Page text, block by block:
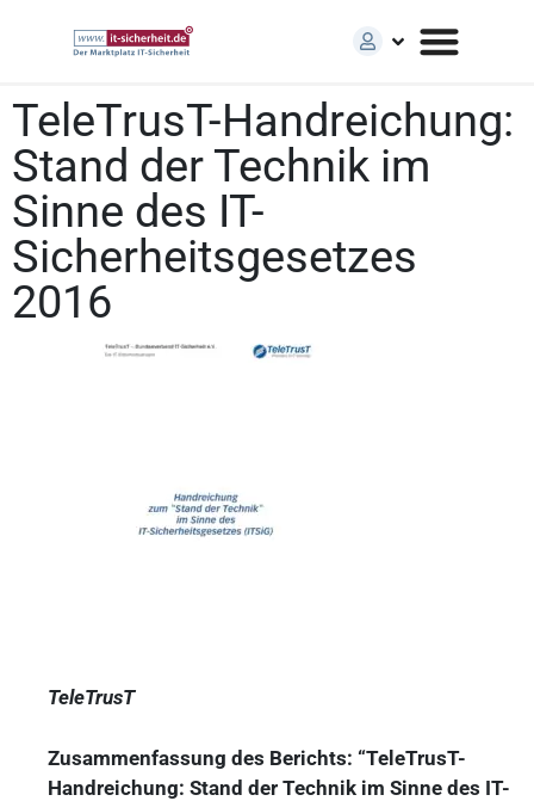
TeleTrusT-Handreichung:
Stand der Technik im
Sinne des IT-
Sicherheitsgesetzes
2016
TeleTrusT
Zusammenfassung des Berichts: “TeleTrusT-
Handreichung: Stand der Technik im Sinne des IT-